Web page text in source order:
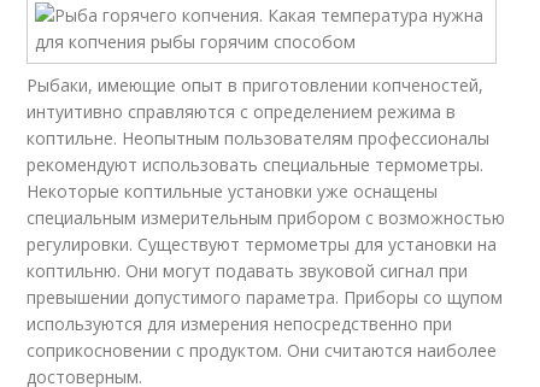
Рыбаки, имеющие опыт в приготовлении копченостей,
интуитивно справляются с определением режима в
коптильне. Неопытным пользователям профессионалы
рекомендуют использовать специальные термометры.
Некоторые коптильные установки уже оснащены
специальным измерительным прибором с возможностью
регулировки. Существуют термометры для установки на
коптильню. Они могут подавать звуковой сигнал при
превышении допустимого параметра. Приборы со щупом
используются для измерения непосредственно при
соприкосновении с продуктом. Они считаются наиболее
достоверным.